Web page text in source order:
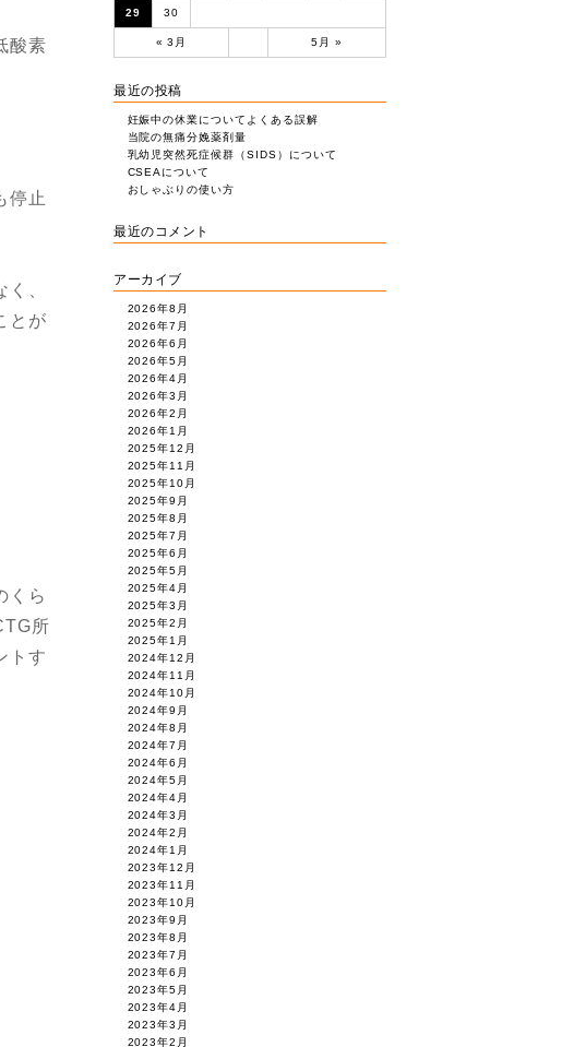
酸素
停止
、
とが
くら
所
トす
« 3月 5月 »
29 30
最近の投稿
妊娠中の休業についてよくある誤解
当院の無痛分娩薬剤量
乳幼児突然死症候群（SIDS）について
CSEAについて
おしゃぶりの使い方
最近のコメント
アーカイブ
2026年8月
2026年7月
2026年6月
2026年5月
2026年4月
2026年3月
2026年2月
2026年1月
2025年12月
2025年11月
2025年10月
2025年9月
2025年8月
2025年7月
2025年6月
2025年5月
2025年4月
2025年3月
2025年2月
2025年1月
2024年12月
2024年11月
2024年10月
2024年9月
2024年8月
2024年7月
2024年6月
2024年5月
2024年4月
2024年3月
2024年2月
2024年1月
2023年12月
2023年11月
2023年10月
2023年9月
2023年8月
2023年7月
2023年6月
2023年5月
2023年4月
2023年3月
2023年2月